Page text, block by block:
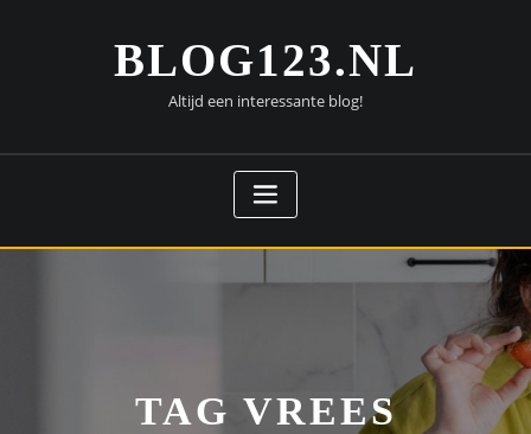
BLOG123.NL
Altijd een interessante blog!
TAG VREES